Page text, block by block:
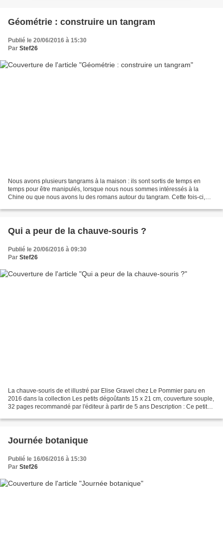
Géométrie : construire un tangram
Publié le 20/06/2016 à 15:30
Par Stef26
Nous avons plusieurs tangrams à la maison : ils sont sortis de temps en
temps pour être manipulés, lorsque nous nous sommes intéressés à la
Chine ou que nous avons lu des romans autour du tangram. Cette fois-ci,
Qui a peur de la chauve-souris ?
Publié le 20/06/2016 à 09:30
Par Stef26
La chauve-souris de et illustré par Elise Gravel chez Le Pommier paru en
2016 dans la collection Les petits dégoûtants 15 x 21 cm, couverture souple,
32 pages recommandé par l'éditeur à partir de 5 ans Description : Ce petit
Journée botanique
Publié le 16/06/2016 à 15:30
Par Stef26